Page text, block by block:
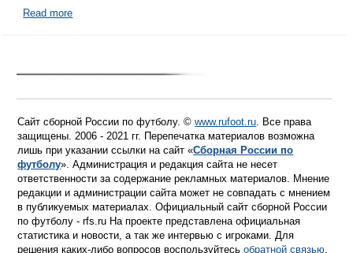
Read more
Сайт сборной России по футболу. ©www.rufoot.ru. Все права
защищены. 2006 - 2021 гг. Перепечатка материалов возможна
лишь при указании ссылки на сайт «Сборная России по
футболу». Администрация и редакция сайта не несет
ответственности за содержание рекламных материалов. Мнение
редакции и администрации сайта может не совпадать с мнением
в публикуемых материалах. Официальный сайт сборной России
по футболу - rfs.ru На проекте представлена официальная
статистика и новости, а так же интервью с игроками. Для
решения каких-либо вопросов воспользуйтесьобратной связью.